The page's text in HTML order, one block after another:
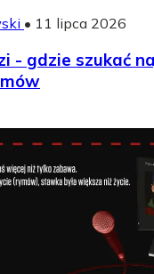
• 11 lipca 2026
- gdzie szukać